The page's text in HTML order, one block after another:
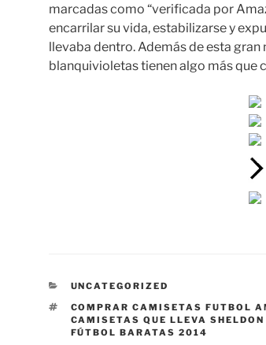
marcadas como “verificada por
encarrilar su vida, estabilizarse y
llevaba dentro. Además de esta
blanquivioletas tienen algo más que
CATEGORÍAS
UNCATEGORIZED
ETIQUETAS
COMPRAR CAMISETAS FUTBOL
CAMISETAS QUE LLEVA SHELDON
FÚTBOL BARATAS 2014